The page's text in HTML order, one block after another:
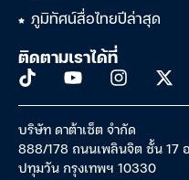
ภูมิทัศน์สื่อไทยปีล่าสุด
ติดตามเราได้ที่
บริษัท ดาต้าเซ็ต จำกัด
888/178 ถนนเพลินจิต ชั้น 17
ปทุมวัน กรุงเทพฯ 10330